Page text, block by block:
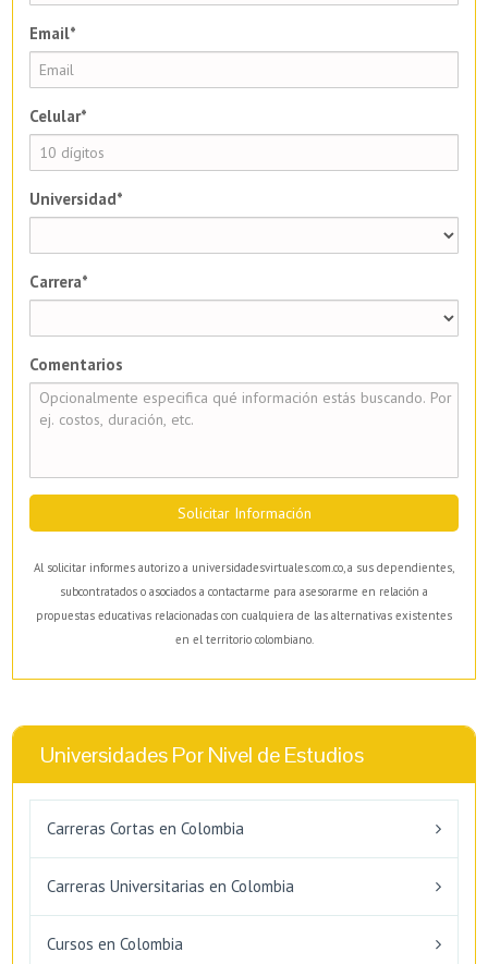
Email*
Celular*
Universidad*
Carrera*
Comentarios
Solicitar Información
Al solicitar informes autorizo a universidadesvirtuales.com.co, a sus dependientes,
subcontratados o asociados a contactarme para asesorarme en relación a
propuestas educativas relacionadas con cualquiera de las alternativas existentes
en el territorio colombiano.
Universidades Por Nivel de Estudios
Carreras Cortas en Colombia
Carreras Universitarias en Colombia
Cursos en Colombia